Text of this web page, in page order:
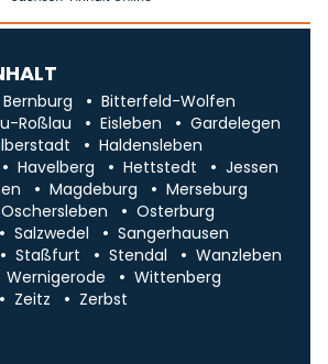
Bernburg
Bitterfeld-Wolfen
Roßlau Eisleben
Gardelegen
Haldensleben
Havelberg Hettstedt
Jessen
Magdeburg
Merseburg
Oschersleben
Osterburg
Salzwedel
Sangerhausen
Staßfurt Stendal
Wanzleben
Wernigerode
Wittenberg
Zeitz Zerbst